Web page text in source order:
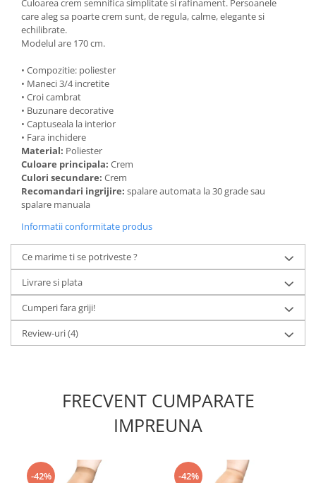
Culoarea crem semnifica simplitate si rafinament. Persoanele
care aleg sa poarte crem sunt, de regula, calme, elegante si
echilibrate.
Modelul are 170 cm.
• Compozitie: poliester
• Maneci 3/4 incretite
• Croi cambrat
• Buzunare decorative
• Captuseala la interior
• Fara inchidere
Material: Poliester
Culoare principala: Crem
Culori secundare: Crem
Recomandari ingrijire: spalare automata la 30 grade sau
spalare manuala
Informatii conformitate produs
Ce marime ti se potriveste ?
Livrare si plata
Cumperi fara griji!
Review-uri(4)
FRECVENT CUMPARATE
IMPREUNA
-42% -42%